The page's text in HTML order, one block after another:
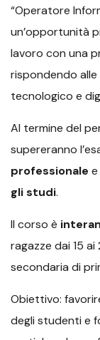
“Operatore
un’opportunità
lavoro con una
rispondendo
tecnologico e
Al termine del
supereranno
professionale
gli studi.
Il corso è
ragazze dai 15
secondaria di
Obiettivo:
degli studenti e